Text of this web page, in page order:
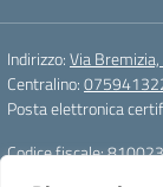
Indirizzo:Via
Centralino:
Posta elettronica
Codice fiscale: